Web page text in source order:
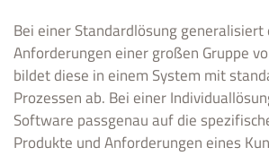
Bei einer Standardlösung
Anforderungen einer großen Gruppe
bildet diese in einem System mit
Prozessen ab. Bei einer
Software passgenau auf die
Produkte und Anforderungen eines